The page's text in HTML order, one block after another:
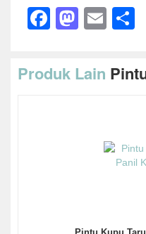
Facebook
Produk Lain